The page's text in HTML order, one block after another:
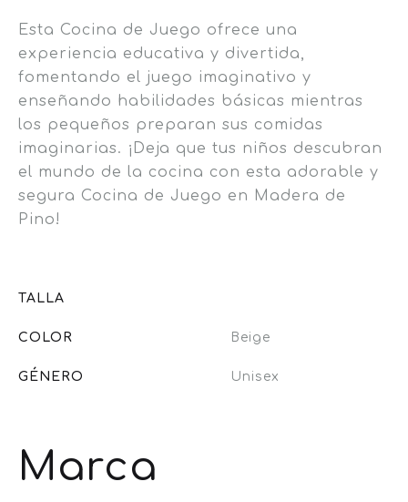
Esta Cocina de Juego ofrece una
experiencia educativa y divertida,
fomentando el juego imaginativo y
enseñando habilidades básicas mientras
los pequeños preparan sus comidas
imaginarias. ¡Deja que tus niños descubran
el mundo de la cocina con esta adorable y
segura Cocina de Juego en Madera de
Pino!
TALLA
COLOR Beige
GÉNERO Unisex
Marca